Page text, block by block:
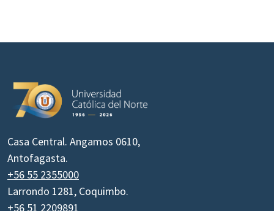
Casa Central. Angamos 0610,
Antofagasta.
+56 55 2355000
Larrondo 1281, Coquimbo.
+56 51 2209891